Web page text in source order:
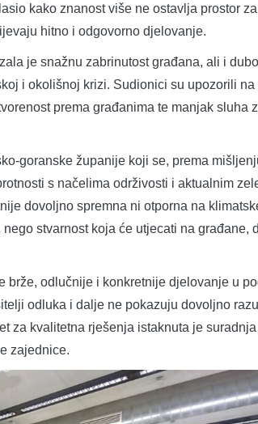
kako znanost više ne ostavlja prostor
hitno i odgovorno djelovanje.
je snažnu zabrinutost građana, ali i
i okolišnoj krizi. Sudionici su upozorili na
prema građanima te manjak sluha
goranske županije koji se, prema
s načelima održivosti i aktualnim
dovoljno spremna ni otporna na
stvarnost koja će utjecati na građane,
brže, odlučnije i konkretnije djelovanje u
odluka i dalje ne pokazuju dovoljno
za kvalitetna rješenja istaknuta je
zajednice.